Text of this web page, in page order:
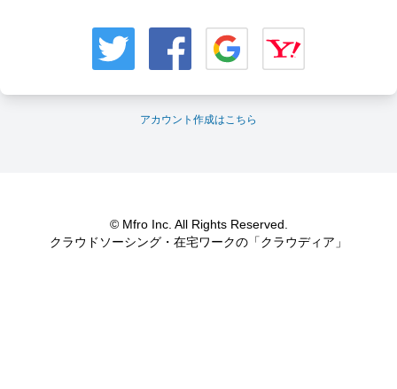
アカウント作成はこちら
© Mfro Inc. All Rights Reserved.
クラウドソーシング・在宅ワークの「クラウディア」